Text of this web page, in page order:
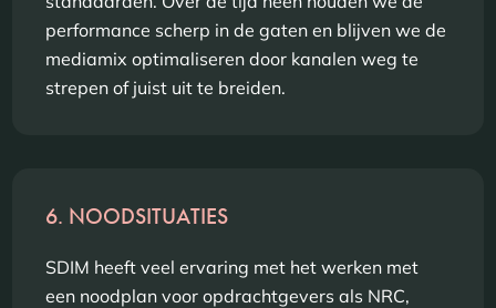
performance scherp in de gaten en blijven we de
mediamix optimaliseren door kanalen weg te
strepen of juist uit te breiden.
6. NOODSITUATIES
SDIM heeft veel ervaring met het werken met
een noodplan voor opdrachtgevers als NRC,